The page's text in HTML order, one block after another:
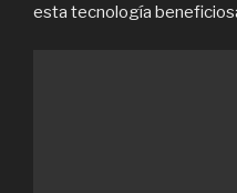
esta tecnología